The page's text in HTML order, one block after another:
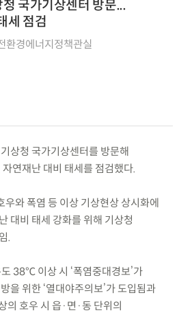
국가기상센터 방문...
세 점검
환경에너지정책관실
상청 국가기상센터를 방문해
연재난 대비 태세를 점검했다.
와 폭염 등 이상 기상현상 상시화에
대비 태세 강화를 위해 기상청
.
38℃ 이상 시 ‘폭염중대경보’가
을 위한 ‘열대야주의보’가 도입됨과
호우 시 읍·면·동 단위의